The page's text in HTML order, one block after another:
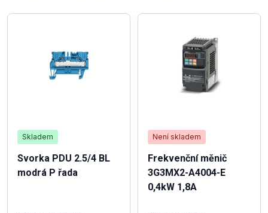
Skladem
Svorka PDU 2.5/4 BL
modrá P řada
Není skladem
Frekvenční měnič
3G3MX2-A4004-E
0,4kW 1,8A